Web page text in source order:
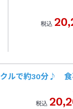
税込
クルで約30分♪ 食
税込